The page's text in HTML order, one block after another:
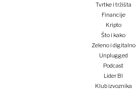
Tvrtke i tržišta
Financije
Kripto
Što i kako
Zeleno i digitalno
Unplugged
Podcast
Lider BI
Klub izvoznika